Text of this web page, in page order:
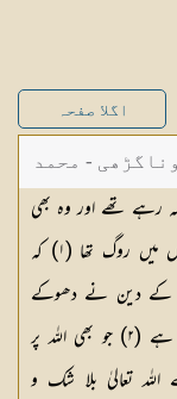
اگلا صفحہ
- محمد
رہے تھے اور وہ بھی
میں روگ تھا (١) کہ
کے دین نے دھوکے
ہے (٢) جو بھی اللہ پر
تعالیٰ بلا شک و